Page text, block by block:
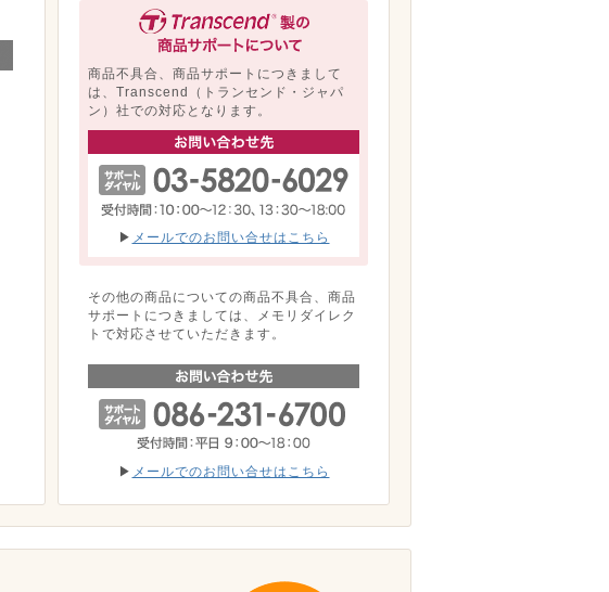
商品不具合、商品サポートにつきまして
は、Transcend（トランセンド・ジャパ
ン）社での対応となります。
▶ メールでのお問い合せはこちら
その他の商品についての商品不具合、商品
サポートにつきましては、メモリダイレク
トで対応させていただきます。
▶ メールでのお問い合せはこちら